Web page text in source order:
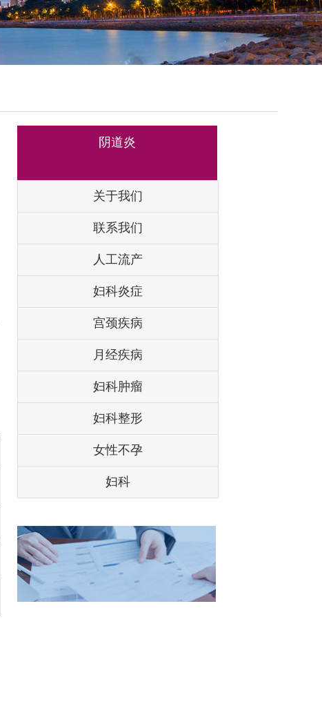
阴道炎
关于我们
联系我们
人工流产
妇科炎症
宫颈疾病
月经疾病
妇科肿瘤
妇科整形
女性不孕
妇科